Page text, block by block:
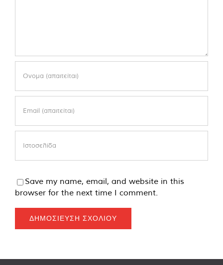
Save my name, email, and website in this
browser for the next time I comment.